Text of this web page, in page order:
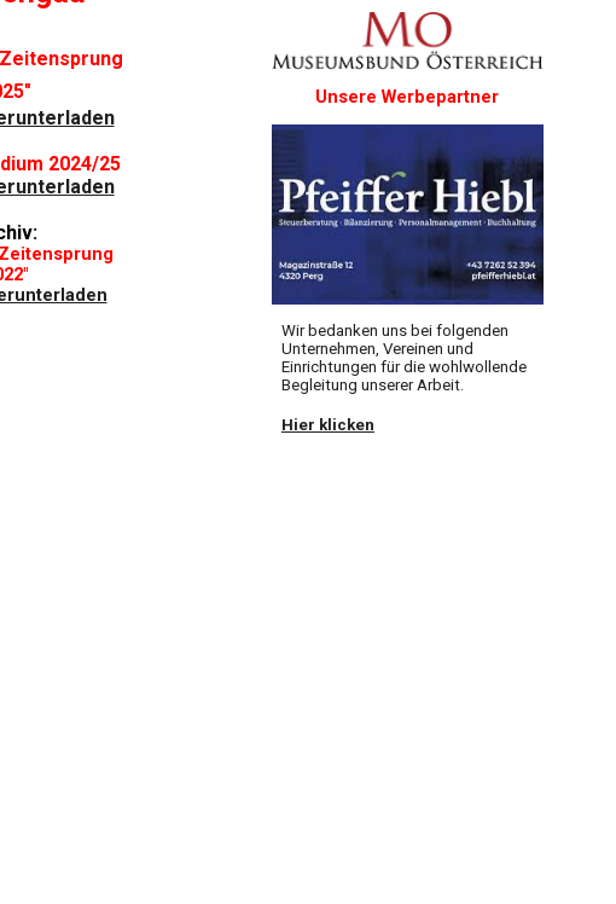
2024/25
Unsere Werbepartner
Wir bedanken uns bei folgenden
Unternehmen, Vereinen und
Einrichtungen für die wohlwollende
Begleitung unserer Arbeit.
Hier klicken